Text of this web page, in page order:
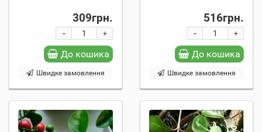
309грн.
+
-
До кошика
Швидке замовлення
516грн.
+
-
До кошика
Швидке замовлення